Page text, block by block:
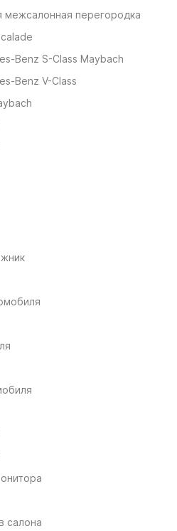
межсалонная перегородка
Benz S-Class Maybach
Benz V-Class
салона